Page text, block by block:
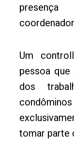
Um
pessoa
dos
tomar parte